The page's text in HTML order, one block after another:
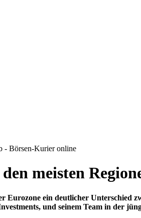
- Börsen-Kurier online
meisten
ein deutlicher Unterschied
und seinem Team in der